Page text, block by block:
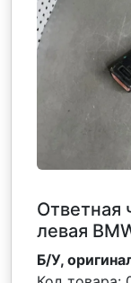
Ответная
левая
Б/У,